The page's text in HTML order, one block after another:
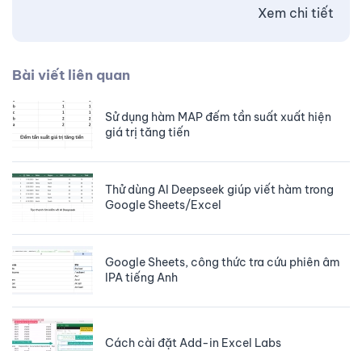
Xem chi tiết
Bài viết liên quan
Sử dụng hàm MAP đếm tần suất xuất hiện
giá trị tăng tiến
Thử dùng AI Deepseek giúp viết hàm trong
Google Sheets/Excel
Google Sheets, công thức tra cứu phiên âm
IPA tiếng Anh
Cách cài đặt Add-in Excel Labs